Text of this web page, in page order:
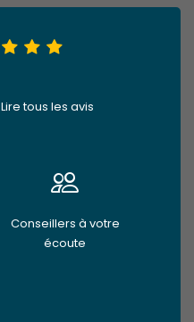
Lire tous les avis
Conseillers à votre
écoute